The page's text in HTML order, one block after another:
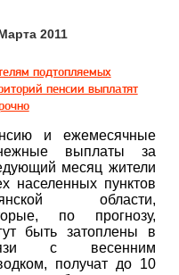
2011
подтопляемых
пенсии выплатят
и ежемесячные
выплаты за
месяц жители
населенных пунктов
области,
по прогнозу,
быть затоплены в
с весенним
получат до 10